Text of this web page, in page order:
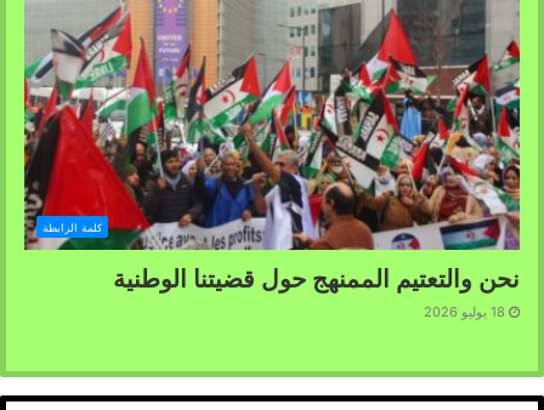
كلمة الرابطة
نحن والتعتيم الممنهج حول قضيتنا الوطنية
18 يوليو 2026